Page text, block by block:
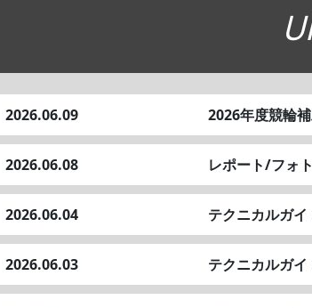
2026.06.09 2026年度競輪
2026.06.08 レポート/フォ
2026.06.04 テクニカルガ
2026.06.03 テクニカルガ